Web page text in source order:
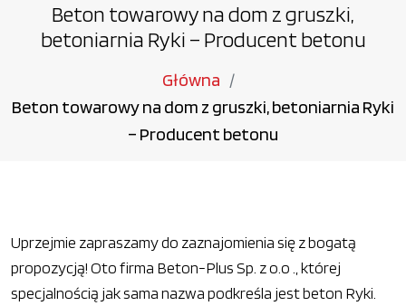
Beton towarowy na dom z gruszki,
betoniarnia Ryki – Producent betonu
Główna
Beton towarowy na dom z gruszki, betoniarnia Ryki
– Producent betonu
Uprzejmie zapraszamy do zaznajomienia się z bogatą
propozycją! Oto firma Beton-Plus Sp. z o.o ., której
specjalnością jak sama nazwa podkreśla jest beton Ryki.